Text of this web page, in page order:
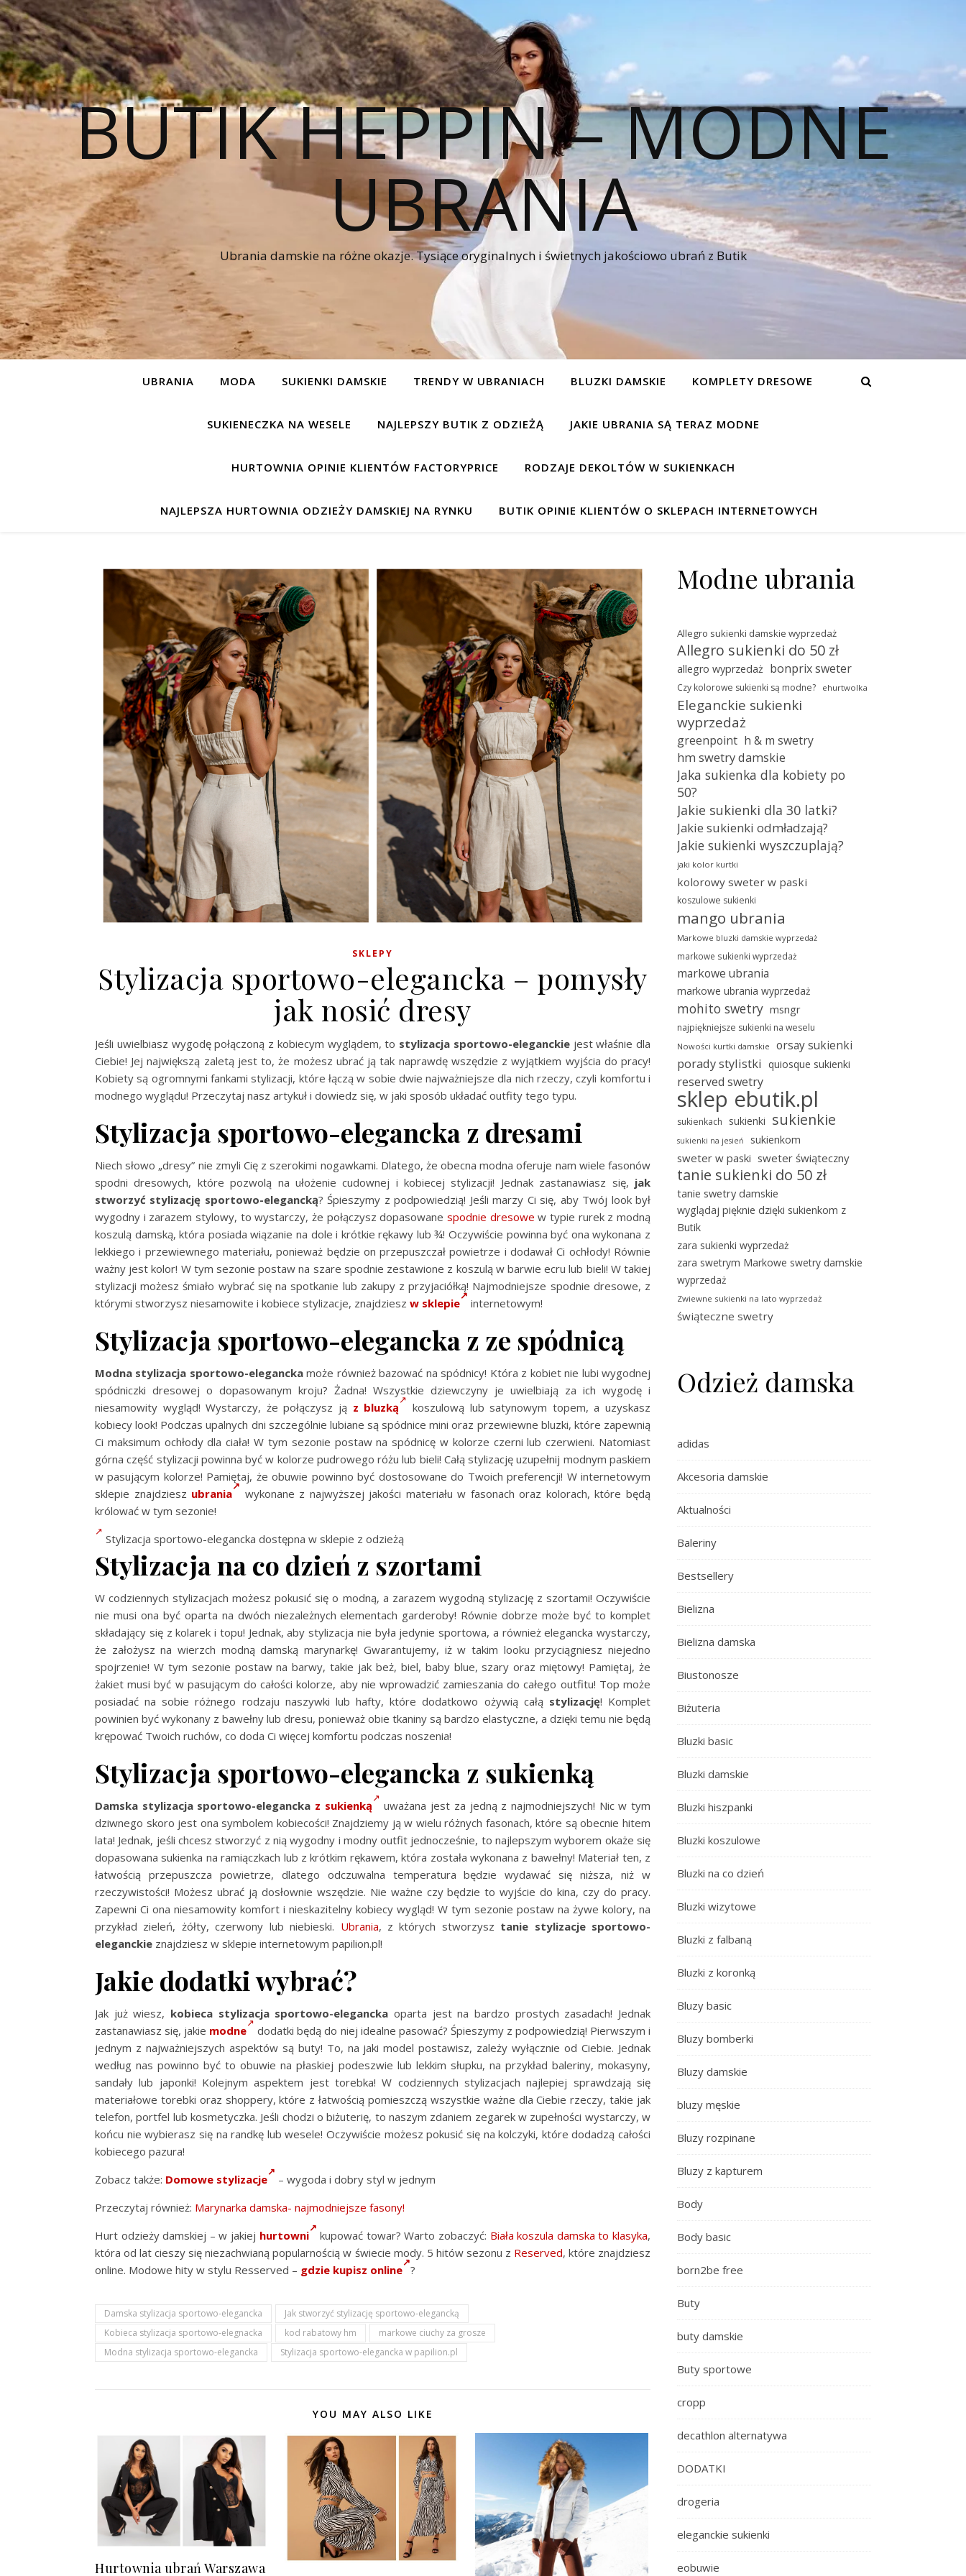
BUTIK HEPPIN – MODNE
UBRANIA
Ubrania damskie na różne okazje. Tysiące oryginalnych i świetnych jakościowo ubrań z Butik
UBRANIA MODA SUKIENKI DAMSKIE TRENDY W UBRANIACH BLUZKI DAMSKIE KOMPLETY DRESOWE
SUKIENECZKA NA WESELE NAJLEPSZY BUTIK Z ODZIEŻĄ JAKIE UBRANIA SĄ TERAZ MODNE
HURTOWNIA OPINIE KLIENTÓW FACTORYPRICE RODZAJE DEKOLTÓW W SUKIENKACH
NAJLEPSZA HURTOWNIA ODZIEŻY DAMSKIEJ NA RYNKU BUTIK OPINIE KLIENTÓW O SKLEPACH INTERNETOWYCH
SKLEPY
Stylizacja sportowo-elegancka – pomysły
jak nosić dresy
Jeśli uwielbiasz wygodę połączoną z kobiecym wyglądem, to stylizacja sportowo-eleganckiejest właśnie dla
Ciebie! Jej największą zaletą jest to, że możesz ubrać ją tak naprawdę wszędzie z wyjątkiem wyjścia do pracy!
Kobiety są ogromnymi fankami stylizacji, które łączą w sobie dwie najważniejsze dla nich rzeczy, czyli komfortu i
modnego wyglądu! Przeczytaj nasz artykuł i dowiedz się, w jaki sposób układać outfity tego typu.
Stylizacja sportowo-elegancka z dresami
Niech słowo „dresy” nie zmyli Cię z szerokimi nogawkami. Dlatego, że obecna modna oferuje nam wiele fasonów
spodni dresowych, które pozwolą na ułożenie cudownej i kobiecej stylizacji! Jednak zastanawiasz się, jak
stworzyć stylizację sportowo-elegancką? Śpieszymy z podpowiedzią! Jeśli marzy Ci się, aby Twój look był
wygodny i zarazem stylowy, to wystarczy, że połączysz dopasowane spodnie dresowe w typie rurek z modną
koszulą damską, która posiada wiązanie na dole i krótkie rękawy lub ¾! Oczywiście powinna być ona wykonana z
lekkiego i przewiewnego materiału, ponieważ będzie on przepuszczał powietrze i dodawał Ci ochłody! Równie
ważny jest kolor! W tym sezonie postaw na szare spodnie zestawione z koszulą w barwie ecru lub bieli! W takiej
stylizacji możesz śmiało wybrać się na spotkanie lub zakupy z przyjaciółką! Najmodniejsze spodnie dresowe, z
którymi stworzysz niesamowite i kobiece stylizacje, znajdziesz w sklepie internetowym!
Stylizacja sportowo-elegancka z ze spódnicą
Modna stylizacja sportowo-eleganckamoże również bazować na spódnicy! Która z kobiet nie lubi wygodnej
spódniczki dresowej o dopasowanym kroju? Żadna! Wszystkie dziewczyny je uwielbiają za ich wygodę i
niesamowity wygląd! Wystarczy, że połączysz ją z bluzką
koszulową lub satynowym topem, a uzyskasz
kobiecy look! Podczas upalnych dni szczególnie lubiane są spódnice mini oraz przewiewne bluzki, które zapewnią
Ci maksimum ochłody dla ciała! W tym sezonie postaw na spódnicę w kolorze czerni lub czerwieni. Natomiast
górna część stylizacji powinna być w kolorze pudrowego różu lub bieli! Całą stylizację uzupełnij modnym paskiem
w pasującym kolorze! Pamiętaj, że obuwie powinno być dostosowane do Twoich preferencji! W internetowym
sklepie znajdziesz ubrania
wykonane z najwyższej jakości materiału w fasonach oraz kolorach, które będą
królować w tym sezonie!
Stylizacja sportowo-elegancka dostępna w sklepie z odzieżą
Stylizacja na co dzień z szortami
W codziennych stylizacjach możesz pokusić się o modną, a zarazem wygodną stylizację z szortami! Oczywiście
nie musi ona być oparta na dwóch niezależnych elementach garderoby! Równie dobrze może być to komplet
składający się z kolarek i topu! Jednak, aby stylizacja nie była jedynie sportowa, a również elegancka wystarczy,
że założysz na wierzch modną damską marynarkę! Gwarantujemy, iż w takim looku przyciągniesz niejedno
spojrzenie! W tym sezonie postaw na barwy, takie jak beż, biel, baby blue, szary oraz miętowy! Pamiętaj, że
żakiet musi być w pasującym do całości kolorze, aby nie wprowadzić zamieszania do całego outfitu! Top może
posiadać na sobie różnego rodzaju naszywki lub hafty, które dodatkowo ożywią całą stylizację! Komplet
powinien być wykonany z bawełny lub dresu, ponieważ obie tkaniny są bardzo elastyczne, a dzięki temu nie będą
krępować Twoich ruchów, co doda Ci więcej komfortu podczas noszenia!
Stylizacja sportowo-elegancka z sukienką
Damska stylizacja sportowo-elegancka z sukienką
uważana jest za jedną z najmodniejszych! Nic w tym
dziwnego skoro jest ona symbolem kobiecości! Znajdziemy ją w wielu różnych fasonach, które są obecnie hitem
lata! Jednak, jeśli chcesz stworzyć z nią wygodny i modny outfit jednocześnie, to najlepszym wyborem okaże się
dopasowana sukienka na ramiączkach lub z krótkim rękawem, która została wykonana z bawełny! Materiał ten, z
łatwością przepuszcza powietrze, dlatego odczuwalna temperatura będzie wydawać się niższa, niż w
rzeczywistości! Możesz ubrać ją dosłownie wszędzie. Nie ważne czy będzie to wyjście do kina, czy do pracy.
Zapewni Ci ona niesamowity komfort i nieskazitelny kobiecy wygląd! W tym sezonie postaw na żywe kolory, na
przykład zieleń, żółty, czerwony lub niebieski. Ubrania, z których stworzysz tanie stylizacje sportowo-
eleganckie znajdziesz w sklepie internetowym papilion.pl!
Jakie dodatki wybrać?
Jak już wiesz, kobieca stylizacja sportowo-elegancka oparta jest na bardzo prostych zasadach! Jednak
zastanawiasz się, jakie modne
dodatki będą do niej idealne pasować? Śpieszymy z podpowiedzią! Pierwszym i
jednym z najważniejszych aspektów są buty! To, na jaki model postawisz, zależy wyłącznie od Ciebie. Jednak
według nas powinno być to obuwie na płaskiej podeszwie lub lekkim słupku, na przykład baleriny, mokasyny,
sandały lub japonki! Kolejnym aspektem jest torebka! W codziennych stylizacjach najlepiej sprawdzają się
materiałowe torebki oraz shoppery, które z łatwością pomieszczą wszystkie ważne dla Ciebie rzeczy, takie jak
telefon, portfel lub kosmetyczka. Jeśli chodzi o biżuterię, to naszym zdaniem zegarek w zupełności wystarczy, w
końcu nie wybierasz się na randkę lub wesele! Oczywiście możesz pokusić się na kolczyki, które dodadzą całości
kobiecego pazura!
Zobacz także: Domowe stylizacje
– wygoda i dobry styl w jednym
Przeczytaj również: Marynarka damska- najmodniejsze fasony!
Hurt odzieży damskiej – w jakiej hurtowni kupować towar? Warto zobaczyć: Biała koszula damska to klasyka,
która od lat cieszy się niezachwianą popularnością w świecie mody. 5 hitów sezonu z Reserved, które znajdziesz
online. Modowe hity w stylu Resserved – gdzie kupisz online ?
Damska stylizacja sportowo-elegancka
Jak stworzyć stylizację sportowo-elegancką
Kobieca stylizacja sportowo-elegnacka
kod rabatowy hm
markowe ciuchy za grosze
Modna stylizacja sportowo-elegancka
Stylizacja sportowo-elegancka w papilion.pl
YOU MAY ALSO LIKE
Hurtownia ubrań Warszawa
Modne ubrania
Allegro sukienki damskie wyprzedaż
Allegro sukienki do 50 zł
allegro wyprzedaż bonprix sweter
Czy kolorowe sukienki są modne? ehurtwolka
Eleganckie sukienki
wyprzedaż
greenpoint h & m swetry
hm swetry damskie
Jaka sukienka dla kobiety po
50?
Jakie sukienki dla 30 latki?
Jakie sukienki odmładzają?
Jakie sukienki wyszczuplają?
jaki kolor kurtki
kolorowy sweter w paski
koszulowe sukienki
mango ubrania
Markowe bluzki damskie wyprzedaż
markowe sukienki wyprzedaż
markowe ubrania
markowe ubrania wyprzedaż
mohito swetry msngr
najpiękniejsze sukienki na weselu
Nowości kurtki damskie orsay sukienki
porady stylistki quiosque sukienki
reserved swetry
sklep ebutik.pl
sukienkach sukienki sukienkie
sukienki na jesień sukienkom
sweter w paski sweter świąteczny
tanie sukienki do 50 zł
tanie swetry damskie
wyglądaj pięknie dzięki sukienkom z
Butik
zara sukienki wyprzedaż
zara swetrym Markowe swetry damskie
wyprzedaż
Zwiewne sukienki na lato wyprzedaż
świąteczne swetry
Odzież damska
adidas
Akcesoria damskie
Aktualności
Baleriny
Bestsellery
Bielizna
Bielizna damska
Biustonosze
Biżuteria
Bluzki basic
Bluzki damskie
Bluzki hiszpanki
Bluzki koszulowe
Bluzki na co dzień
Bluzki wizytowe
Bluzki z falbaną
Bluzki z koronką
Bluzy basic
Bluzy bomberki
Bluzy damskie
bluzy męskie
Bluzy rozpinane
Bluzy z kapturem
Body
Body basic
born2be free
Buty
buty damskie
Buty sportowe
cropp
decathlon alternatywa
DODATKI
drogeria
eleganckie sukienki
eobuwie